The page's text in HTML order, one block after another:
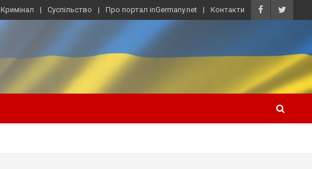
Кримінал Суспільство Про портал inGermany.net Контакти